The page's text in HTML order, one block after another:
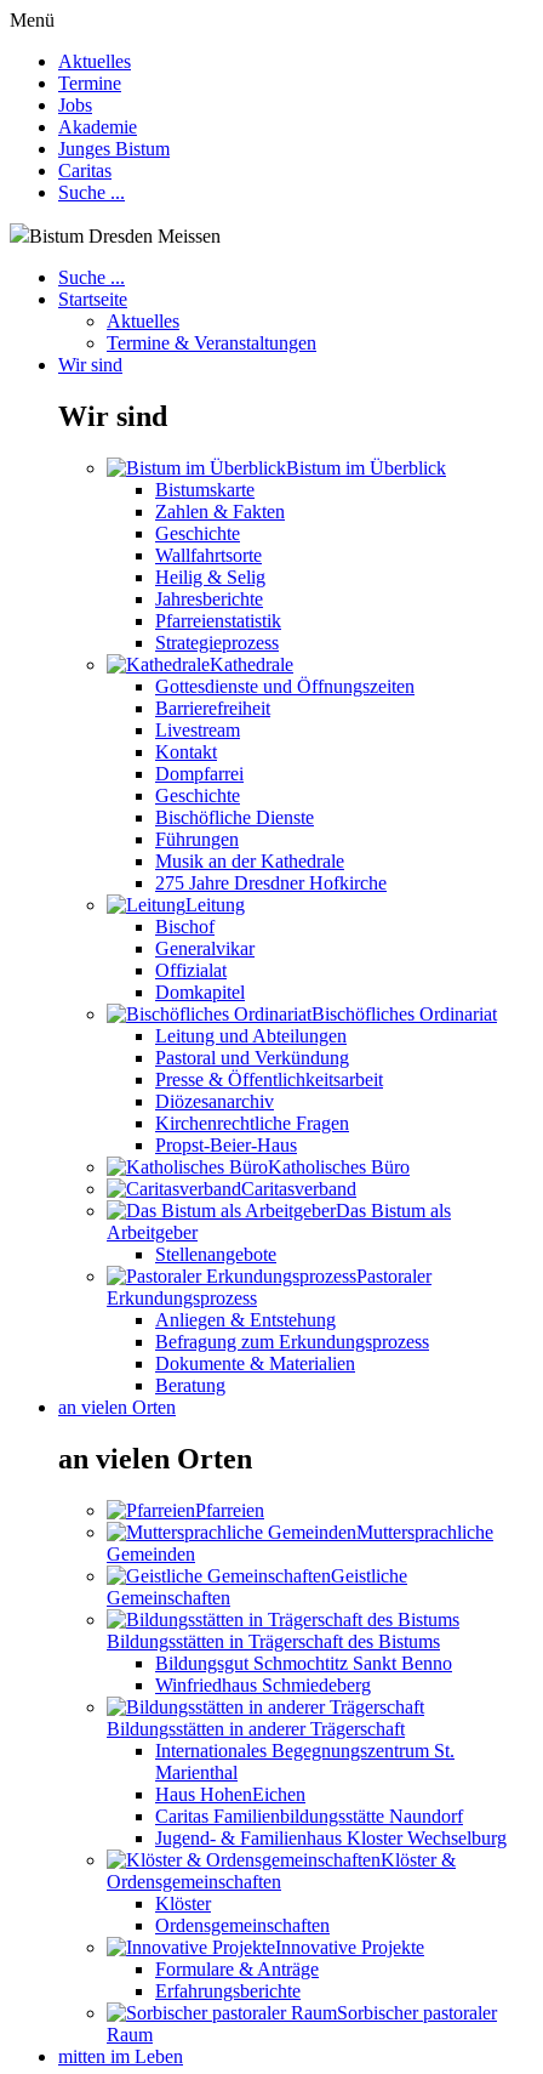
Menü
Aktuelles
Termine
Jobs
Akademie
Junges Bistum
Caritas
Suche ...
Bistum Dresden Meissen
Suche ...
Startseite
Aktuelles
Termine & Veranstaltungen
Wir sind
Wir sind
Bistum im Überblick
Bistumskarte
Zahlen & Fakten
Geschichte
Wallfahrtsorte
Heilig & Selig
Jahresberichte
Pfarreienstatistik
Strategieprozess
Kathedrale
Gottesdienste und Öffnungszeiten
Barrierefreiheit
Livestream
Kontakt
Dompfarrei
Geschichte
Bischöfliche Dienste
Führungen
Musik an der Kathedrale
275 Jahre Dresdner Hofkirche
Leitung
Bischof
Generalvikar
Offizialat
Domkapitel
Bischöfliches Ordinariat
Leitung und Abteilungen
Pastoral und Verkündung
Presse & Öffentlichkeitsarbeit
Diözesanarchiv
Kirchenrechtliche Fragen
Propst-Beier-Haus
Katholisches Büro
Caritasverband
Das Bistum als
Arbeitgeber
Stellenangebote
Pastoraler
Erkundungsprozess
Anliegen & Entstehung
Befragung zum Erkundungsprozess
Dokumente & Materialien
Beratung
an vielen Orten
an vielen Orten
Pfarreien
Muttersprachliche
Gemeinden
Geistliche
Gemeinschaften
Bildungsstätten in Trägerschaft des Bistums
Bildungsgut Schmochtitz Sankt Benno
Winfriedhaus Schmiedeberg
Bildungsstätten in anderer Trägerschaft
Internationales Begegnungszentrum St.
Marienthal
Haus HohenEichen
Caritas Familienbildungsstätte Naundorf
Jugend- & Familienhaus Kloster Wechselburg
Klöster &
Ordensgemeinschaften
Klöster
Ordensgemeinschaften
Innovative Projekte
Formulare & Anträge
Erfahrungsberichte
Sorbischer pastoraler
Raum
mitten im Leben